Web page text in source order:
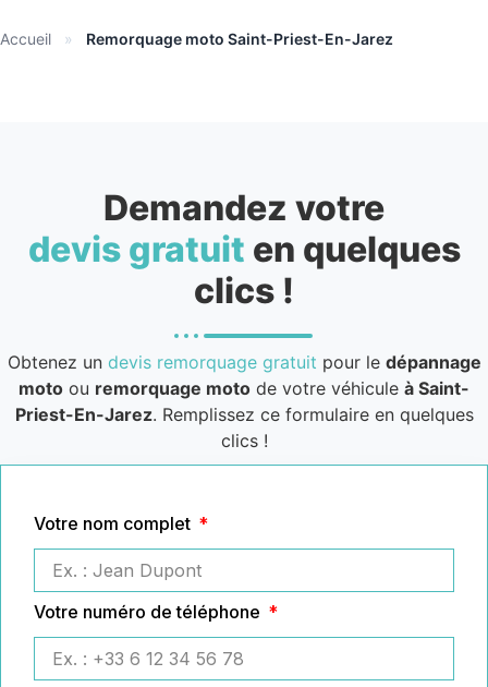
Accueil » Remorquage moto Saint-Priest-En-Jarez
Demandez votre
devis gratuit en quelques
clics !
Obtenez un devis remorquage gratuit pour le dépannage
moto ou remorquage moto de votre véhicule à Saint-
Priest-En-Jarez. Remplissez ce formulaire en quelques
clics !
Votre nom complet
Votre numéro de téléphone